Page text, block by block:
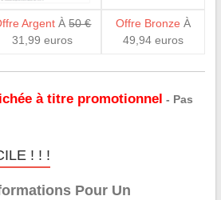
Argent À50 €
31,99 euros
Offre Bronze À
49,94 euros
à titre promotionnel - Pas
! ! !
Pour Un